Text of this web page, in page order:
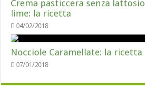
Crema pasticcera senza
lime: la ricetta
04/02/2018
Nocciole Caramellate: la ricetta
07/01/2018